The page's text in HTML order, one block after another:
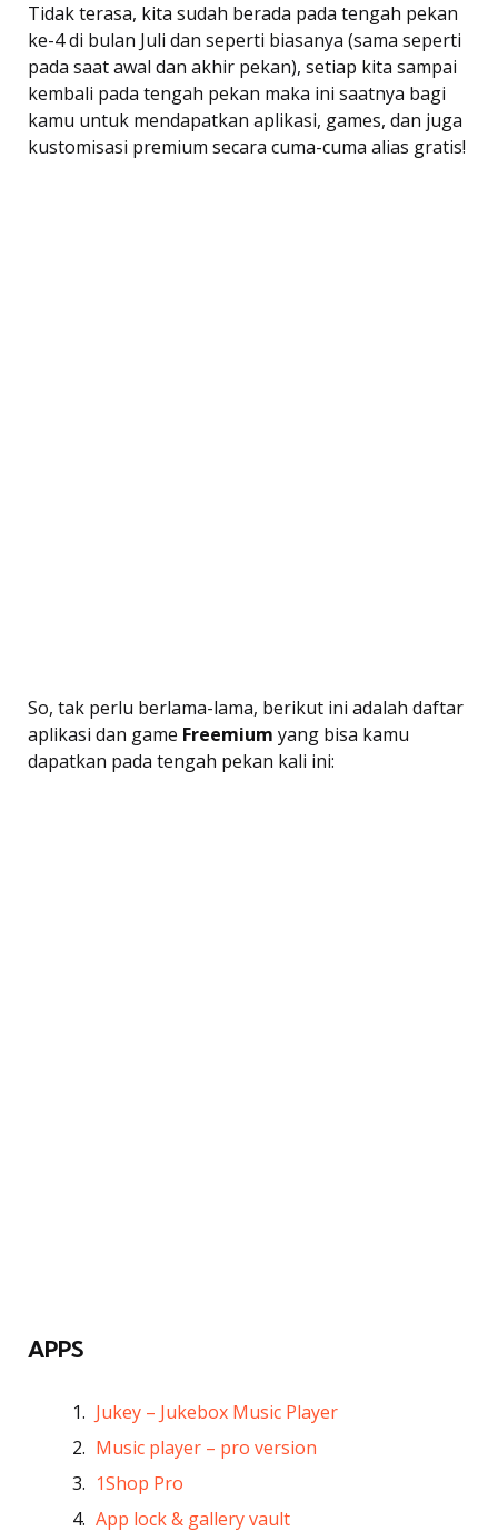
Tidak terasa, kita sudah berada pada tengah pekan
ke-4 di bulan Juli dan seperti biasanya (sama seperti
pada saat awal dan akhir pekan), setiap kita sampai
kembali pada tengah pekan maka ini saatnya bagi
kamu untuk mendapatkan aplikasi, games, dan juga
kustomisasi premium secara cuma-cuma alias gratis!
So, tak perlu berlama-lama, berikut ini adalah daftar
aplikasi dan game  Freemium  yang bisa kamu
dapatkan pada tengah pekan kali ini:
APPS
Jukey – Jukebox Music Player
Music player – pro version
1Shop Pro
App lock & gallery vault